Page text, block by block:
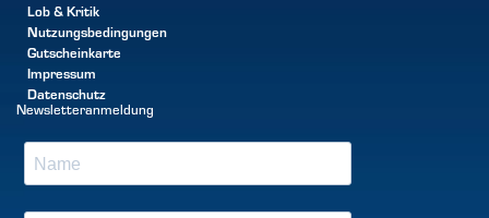
Lob & Kritik
Nutzungsbedingungen
Gutscheinkarte
Impressum
Datenschutz
Newsletteranmeldung